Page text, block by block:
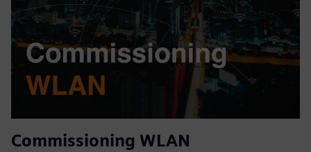
Commissioning WLAN